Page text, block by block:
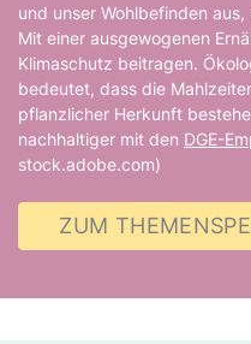
und unser Wohlbefinden
Mit einer ausgewogenen
Klimaschutz beitragen.
bedeutet, dass die
pflanzlicher Herkunft
nachhaltiger mit den DGE-
stock.adobe.com)
ZUM